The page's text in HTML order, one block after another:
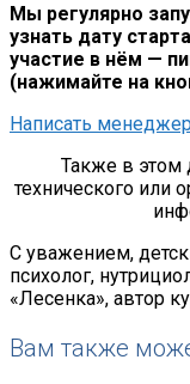
Мы регулярно
узнать дату
участие в нём —
(нажимайте на
Написать
Также в этом
технического или
С уважением,
психолог,
«Лесенка», автор
Вам также